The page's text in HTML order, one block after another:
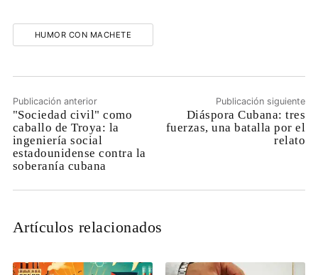
HUMOR CON MACHETE
Publicación anterior
"Sociedad civil" como
caballo de Troya: la
ingeniería social
estadounidense contra la
soberanía cubana
Publicación siguiente
Diáspora Cubana: tres
fuerzas, una batalla por el
relato
Artículos relacionados